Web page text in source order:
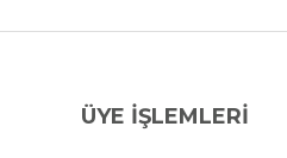
ÜYE İŞLEMLERİ